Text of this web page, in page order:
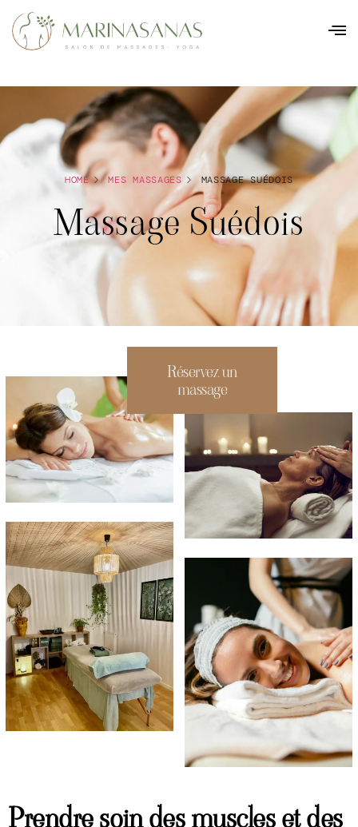
HOME MES MASSAGES MASSAGE SUÉDOIS
Massage Suédois
Prendre soin des muscles et des
Réservez un
massage